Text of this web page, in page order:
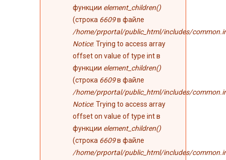
функции element_children()
(строка 6609в файле
/home/prportal/public_html/includes/
Notice: Trying to access array
offset on value of type int в
функции element_children()
(строка 6609в файле
/home/prportal/public_html/includes/
Notice: Trying to access array
offset on value of type int в
функции element_children()
(строка 6609в файле
/home/prportal/public_html/includes/